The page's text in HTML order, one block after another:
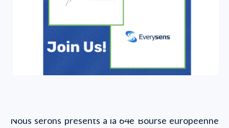
Nous serons présents à la 64e Bourse européenne